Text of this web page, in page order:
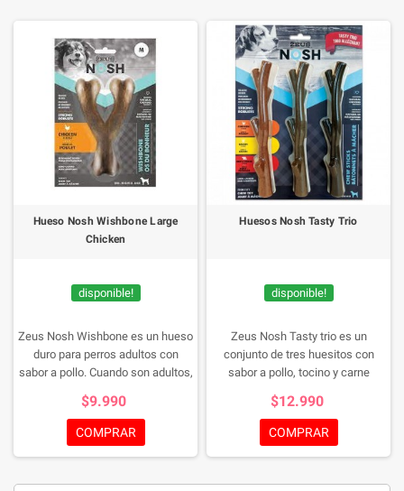
Hueso Nosh Wishbone Large
Chicken
disponible!
Zeus Nosh Wishbone es un hueso
duro para perros adultos con
sabor a pollo. Cuando son adultos,
porque les ayuda a mantener los
dientes limpios y a fortalecer la
mandíbula.La línea Nosh de Zeus
duros con distintos sabores para
$9.990
COMPRAR
Huesos Nosh Tasty Trio
disponible!
Zeus Nosh Tasty trio es un
conjunto de tres huesitos con
sabor a pollo, tocino y carne
ademas de ayudar a mantener sus
dientes limpios.
$12.990
COMPRAR